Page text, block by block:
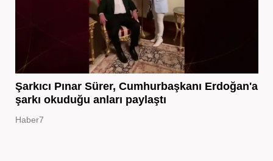
Şarkıcı Pınar Sürer, Cumhurbaşkanı Erdoğan'a
şarkı okuduğu anları paylaştı
Haber7